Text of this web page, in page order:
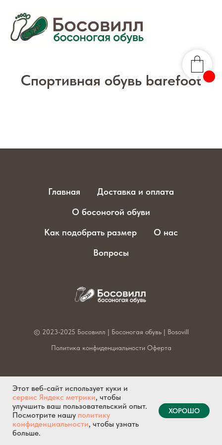
Спортивная обувь barefoot
Главная
Доставка и оплата
О босоногой обуви
Как подобрать размер
О нас
Вопросы
© 2023-2025 Босовилл | Босоногая обувь | Bosovill
Политика конфиденциальности Оферта
Этот веб-сайт использует куки и
сервис Яндекс метрики, чтобы
улучшить ваш пользовательский опыт.
Посмотрите нашу политику
конфиденциальности, чтобы узнать
больше.
ХОРОШО
Made on Tilda